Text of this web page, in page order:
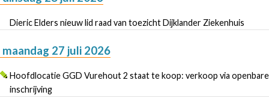
Dieric Elders nieuw lid raad van toezicht Dijklander Ziekenhuis
maandag 27 juli 2026
Hoofdlocatie GGD Vurehout 2 staat te koop: verkoop via openbare
inschrijving